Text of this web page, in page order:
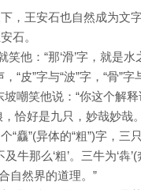
，王安石也自然成为文
石。
他：“那‘滑’字，就是
“皮”字与“波”字，“骨”字
坡嘲笑他说：“你这个解
恰好是九只，妙哉妙哉
麤”(异体的“粗”)字，三
牛那么‘粗’。三牛为‘
自然界的道理。”